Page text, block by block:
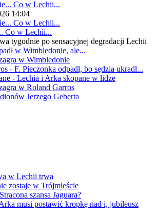
14:04
Co w Lechii...
tygodnie po sensacyjnej degradacji Lechii
w Wimbledonie, ale...
w Wimbledonie
- F. Pieczonka odpadł, bo sędzia ukradł...
- Lechia i Arka skopane w lidze
w Roland Garros
Jerzego Geberta
w Lechii trwa
zostaje w Trójmieście
szansa Jaguara?
musi postawić kropkę nad i, jubileusz